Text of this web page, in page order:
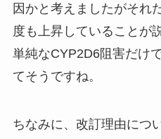
因かと考えましたがそれ
度も上昇していることが
単純なCYP2D6阻害だけ
てそうですね。
ちなみに、改訂理由につ